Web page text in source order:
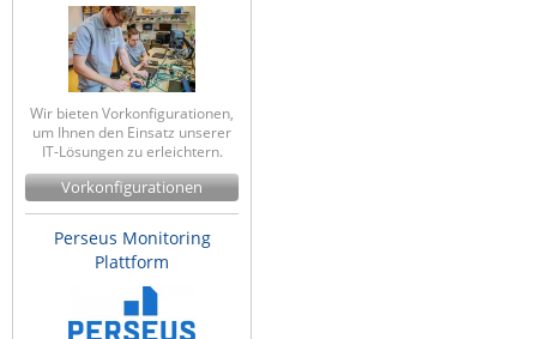
Wir bieten Vorkonfigurationen,
um Ihnen den Einsatz unserer
IT-Lösungen zu erleichtern.
Vorkonfigurationen
Perseus Monitoring
Plattform